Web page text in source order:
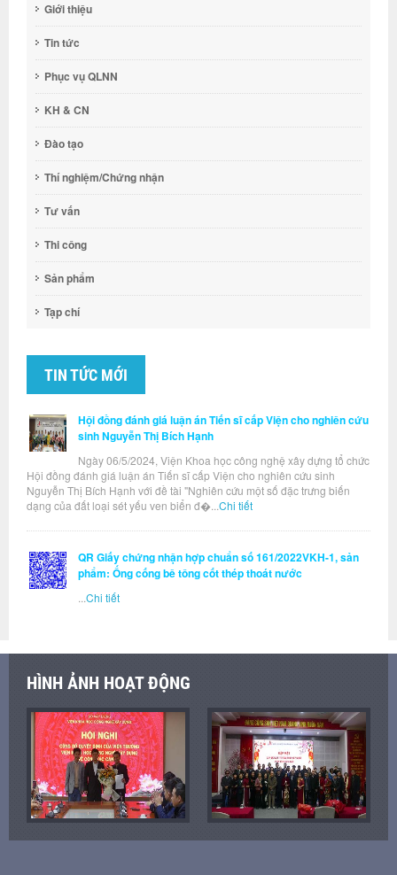
Giới thiệu
Tin tức
Phục vụ QLNN
KH & CN
Đào tạo
Thí nghiệm/Chứng nhận
Tư vấn
Thi công
Sản phẩm
Tạp chí
TIN TỨC MỚI
Hội đồng đánh giá luận án Tiến sĩ cấp Viện cho nghiên cứu
sinh Nguyễn Thị Bích Hạnh
Ngày 06/5/2024, Viện Khoa học công nghệ xây dựng tổ chức
Hội đồng đánh giá luận án Tiến sĩ cấp Viện cho nghiên cứu sinh
Nguyễn Thị Bích Hạnh với đề tài "Nghiên cứu một số đặc trưng biến
dạng của đất loại sét yếu ven biển đ�... Chi tiết
QR Giấy chứng nhận hợp chuẩn số 161/2022VKH-1, sản
phẩm: Ống cống bê tông cốt thép thoát nước
Chi tiết
HÌNH ẢNH HOẠT ĐỘNG